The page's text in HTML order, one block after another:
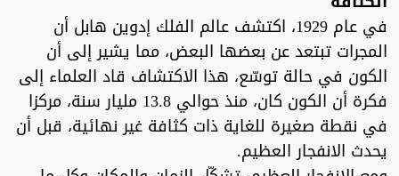
في عام 1929، اكتشف عالم الفلك إدوين هابل أن
المجرات تبتعد عن بعضها البعض، مما يشير إلى أن
الكون في حالة توسّع، هذا الاكتشاف قاد العلماء إلى
فكرة أن الكون كان، منذ حوالي 13.8 مليار سنة، مركزا
في نقطة صغيرة للغاية ذات كثافة غير نهائية، قبل أن
يحدث الانفجار العظيم.